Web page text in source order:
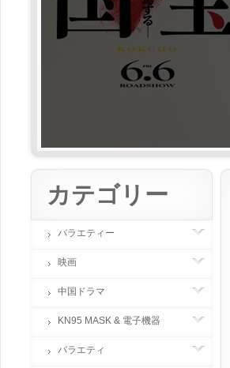
カテゴリー
バラエティー
映画
中国ドラマ
KN95 MASK & 電子機器
バラエティ